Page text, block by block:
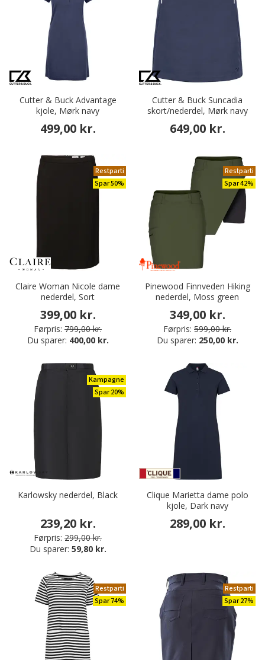
Cutter & Buck Advantage
kjole, Mørk navy
499,00 kr.
Cutter & Buck Suncadia
skort/nederdel, Mørk navy
649,00 kr.
Restparti
Spar 50%
Claire Woman Nicole dame
nederdel, Sort
399,00 kr.
Førpris: 799,00 kr.
Du sparer: 400,00 kr.
Restparti
Spar 42%
Pinewood Finnveden Hiking
nederdel, Moss green
349,00 kr.
Førpris: 599,00 kr.
Du sparer: 250,00 kr.
Kampagne
Spar 20%
Karlowsky nederdel, Black
239,20 kr.
Førpris: 299,00 kr.
Du sparer: 59,80 kr.
Clique Marietta dame polo
kjole, Dark navy
289,00 kr.
Restparti
Spar 74%
Restparti
Spar 27%